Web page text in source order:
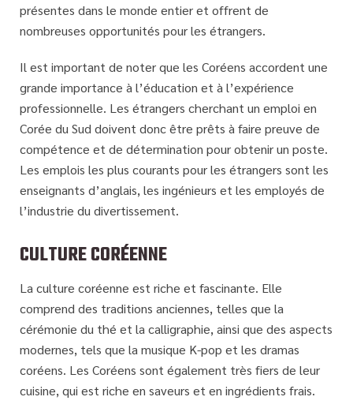
présentes dans le monde entier et offrent de
nombreuses opportunités pour les étrangers.
Il est important de noter que les Coréens accordent une
grande importance à l’éducation et à l’expérience
professionnelle. Les étrangers cherchant un emploi en
Corée du Sud doivent donc être prêts à faire preuve de
compétence et de détermination pour obtenir un poste.
Les emplois les plus courants pour les étrangers sont les
enseignants d’anglais, les ingénieurs et les employés de
l’industrie du divertissement.
CULTURE CORÉENNE
La culture coréenne est riche et fascinante. Elle
comprend des traditions anciennes, telles que la
cérémonie du thé et la calligraphie, ainsi que des aspects
modernes, tels que la musique K-pop et les dramas
coréens. Les Coréens sont également très fiers de leur
cuisine, qui est riche en saveurs et en ingrédients frais.